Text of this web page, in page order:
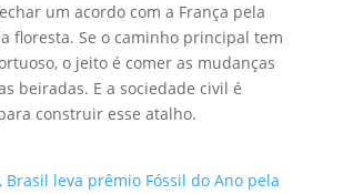
um acordo com a França pela
floresta. Se o caminho principal tem
o jeito é comer as mudanças
beiradas. E a sociedade civil é
construir esse atalho.
Brasil leva prêmio Fóssil do Ano pela